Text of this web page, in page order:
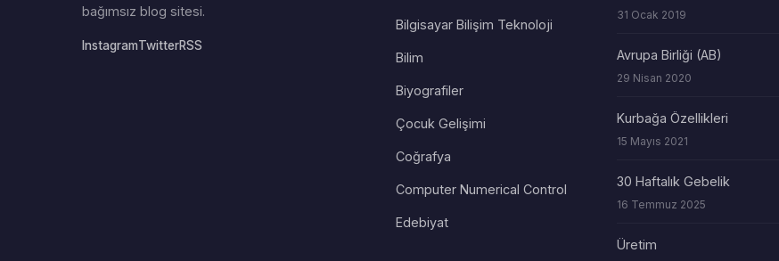
bağımsız blog sitesi.
InstagramTwitterRSS
Bilgisayar Bilişim Teknoloji
Bilim
Biyografiler
Çocuk Gelişimi
Coğrafya
Computer Numerical Control
Edebiyat
31 Ocak 2019
Avrupa Birliği (AB)
29 Nisan 2020
Kurbağa Özellikleri
15 Mayıs 2021
30 Haftalık Gebelik
16 Temmuz 2025
Üretim